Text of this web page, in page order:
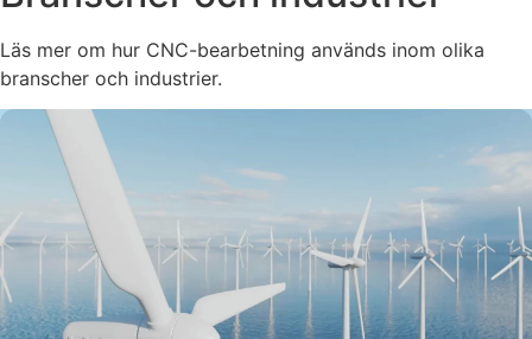
Läs mer om hur CNC-bearbetning används inom olika
branscher och industrier.